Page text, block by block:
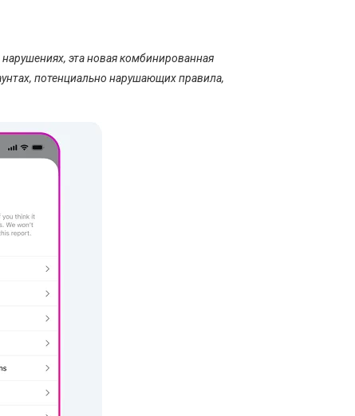
эта новая комбинированная
потенциально нарушающих правила,